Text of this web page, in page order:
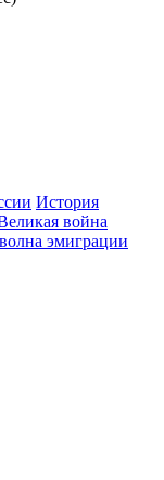
История
война
эмиграции